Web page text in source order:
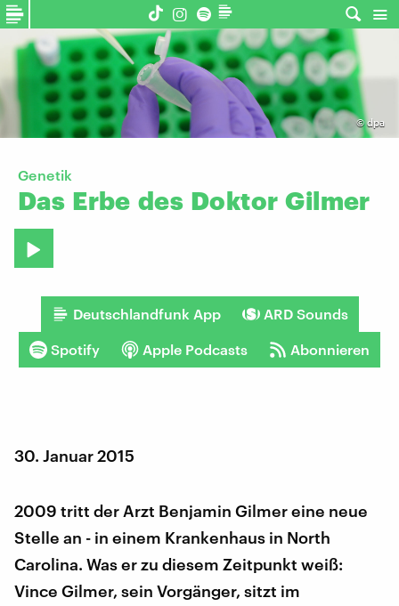
©dpa
Genetik
Das Erbe des Doktor Gilmer
Deutschlandfunk App ARD Sounds
Spotify Apple Podcasts Abonnieren
30. Januar 2015
2009 tritt der Arzt Benjamin Gilmer eine neue
Stelle an - in einem Krankenhaus in North
Carolina. Was er zu diesem Zeitpunkt weiß:
Vince Gilmer, sein Vorgänger, sitzt im